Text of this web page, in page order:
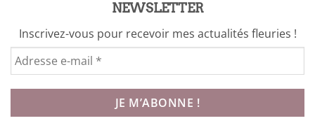
NEWSLETTER
Inscrivez-vous pour recevoir mes actualités fleuries !